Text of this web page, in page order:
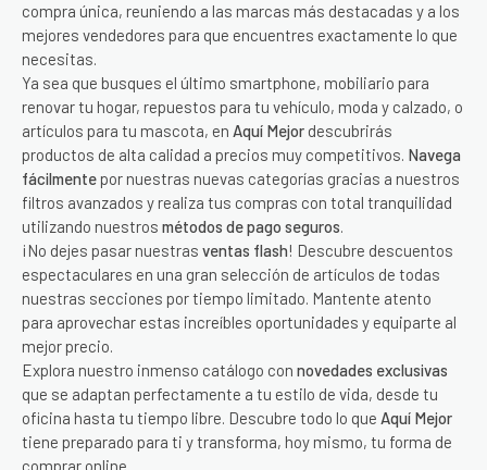
compra única, reuniendo a las marcas más destacadas y a los
mejores vendedores para que encuentres exactamente lo que
necesitas.
Ya sea que busques el último smartphone, mobiliario para
renovar tu hogar, repuestos para tu vehículo, moda y calzado, o
artículos para tu mascota, en Aquí Mejor descubrirás
productos de alta calidad a precios muy competitivos. Navega
fácilmente por nuestras nuevas categorías gracias a nuestros
filtros avanzados y realiza tus compras con total tranquilidad
utilizando nuestros métodos de pago seguros.
¡No dejes pasar nuestras ventas flash! Descubre descuentos
espectaculares en una gran selección de artículos de todas
nuestras secciones por tiempo limitado. Mantente atento
para aprovechar estas increíbles oportunidades y equiparte al
mejor precio.
Explora nuestro inmenso catálogo con novedades exclusivas
que se adaptan perfectamente a tu estilo de vida, desde tu
oficina hasta tu tiempo libre. Descubre todo lo que Aquí Mejor
tiene preparado para ti y transforma, hoy mismo, tu forma de
comprar online.